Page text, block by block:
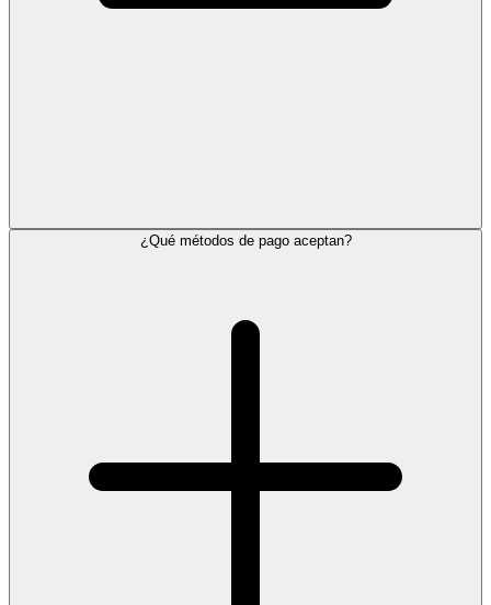
¿Qué métodos de pago aceptan?